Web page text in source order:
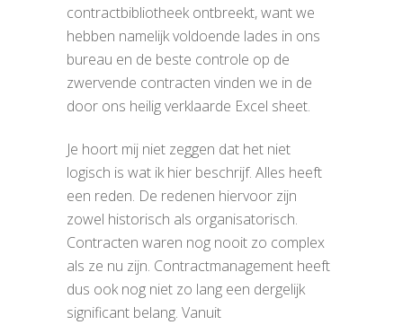
contractbibliotheek ontbreekt, want we
hebben namelijk voldoende lades in ons
bureau en de beste controle op de
zwervende contracten vinden we in de
door ons heilig verklaarde Excel sheet.
Je hoort mij niet zeggen dat het niet
logisch is wat ik hier beschrijf. Alles heeft
een reden. De redenen hiervoor zijn
zowel historisch als organisatorisch.
Contracten waren nog nooit zo complex
als ze nu zijn. Contractmanagement heeft
dus ook nog niet zo lang een dergelijk
significant belang. Vanuit